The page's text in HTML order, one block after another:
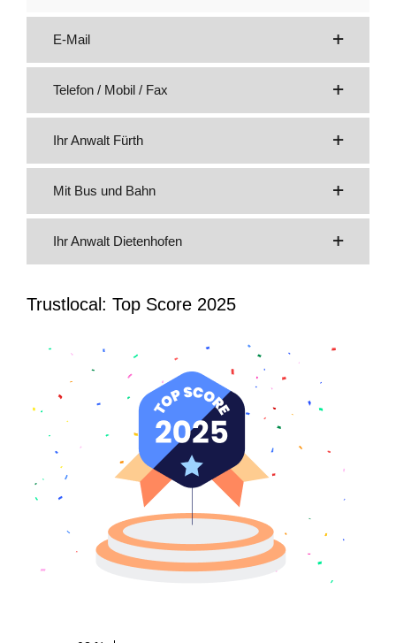
E-Mail
Telefon / Mobil / Fax
Ihr Anwalt Fürth
Mit Bus und Bahn
Ihr Anwalt Dietenhofen
Trustlocal: Top Score 2025